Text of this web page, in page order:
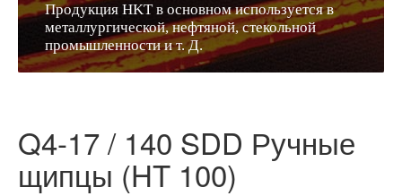
Продукция HKT в основном используется в
металлургической, нефтяной, стекольной
промышленности и т. Д.
Q4-17 / 140 SDD Ручные
щипцы (HT 100)